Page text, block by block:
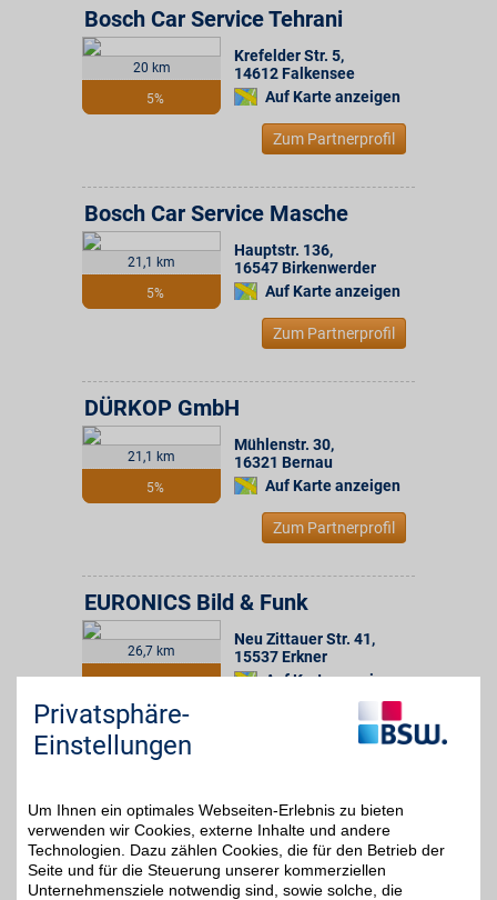
20 km
5%
Bosch Car Service Tehrani
Krefelder Str. 5,
14612 Falkensee
Auf Karte anzeigen
Zum Partnerprofil
21,1 km
5%
Bosch Car Service Masche
Hauptstr. 136,
16547 Birkenwerder
Auf Karte anzeigen
Zum Partnerprofil
21,1 km
5%
DÜRKOP GmbH
Mühlenstr. 30,
16321 Bernau
Auf Karte anzeigen
Zum Partnerprofil
26,7 km
EURONICS Bild & Funk
Neu Zittauer Str. 41,
15537 Erkner
Auf Karte anzeigen
Zum Partnerprofil
28 km
3% Direktabzug
Bernauer Str. 38,
16515 Oranienburg
Auf Karte anzeigen
Privatsphäre-
Einstellungen
Um Ihnen ein optimales Webseiten-Erlebnis zu bieten
verwenden wir Cookies, externe Inhalte und andere
Technologien. Dazu zählen Cookies, die für den Betrieb der
Seite und für die Steuerung unserer kommerziellen
Unternehmensziele notwendig sind, sowie solche, die